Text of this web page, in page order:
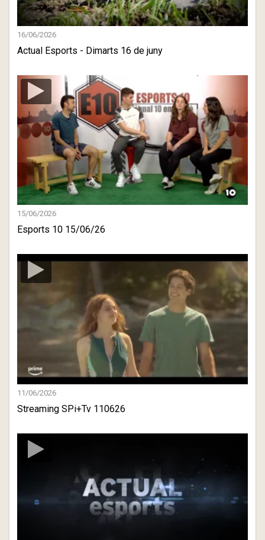
16/06/2026
Actual Esports - Dimarts 16 de juny
15/06/2026
Esports 10 15/06/26
11/06/2026
Streaming SPi+Tv 110626